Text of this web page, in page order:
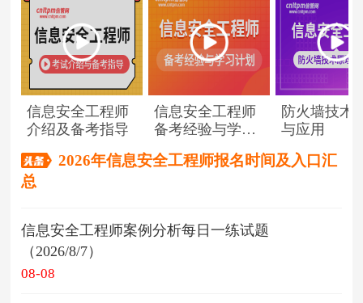
信息安全工程师
介绍及备考指导
信息安全工程师
备考经验与学习
防火墙技术
与应用
2026年信息安全工程师报名时间及入口汇
总
信息安全工程师案例分析每日一练试题
（2026/8/7）
08-08